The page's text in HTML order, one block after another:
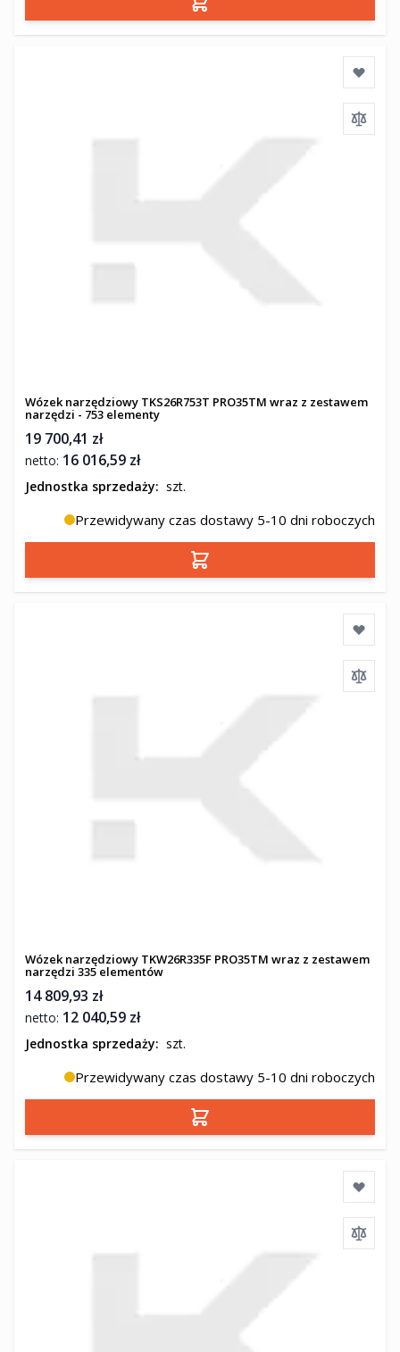
Dodaj do koszyka
Wózek narzędziowy TKS26R753T PRO35TM wraz z zestawem
narzędzi - 753 elementy
19 700,41 zł
16 016,59 zł
Jednostka sprzedaży: szt.
Przewidywany czas dostawy 5-10 dni roboczych
Dodaj do koszyka
Wózek narzędziowy TKW26R335F PRO35TM wraz z zestawem
narzędzi 335 elementów
14 809,93 zł
12 040,59 zł
Jednostka sprzedaży: szt.
Przewidywany czas dostawy 5-10 dni roboczych
Dodaj do koszyka